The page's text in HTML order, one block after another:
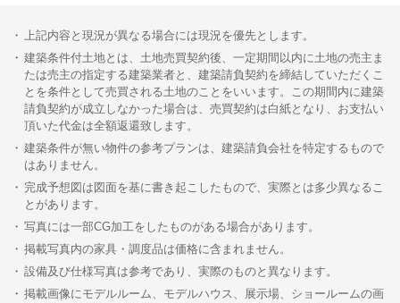
上記内容と現況が異なる場合には現況を優先とします。
建築条件付土地とは、土地売買契約後、一定期間以内に土地の売主ま
たは売主の指定する建築業者と、建築請負契約を締結していただくこ
とを条件として売買される土地のことをいいます。この期間内に建築
請負契約が成立しなかった場合は、売買契約は白紙となり、お支払い
頂いた代金は全額返還致します。
建築条件が無い物件の参考プランは、建築請負会社を特定するもので
はありません。
完成予想図は図面を基に書き起こしたもので、実際とは多少異なるこ
とがあります。
写真には一部CG加工をしたものがある場合があります。
掲載写真内の家具・調度品は価格に含まれません。
設備及び仕様写真は参考であり、実際のものと異なります。
掲載画像にモデルルーム、モデルハウス、展示場、ショールームの画